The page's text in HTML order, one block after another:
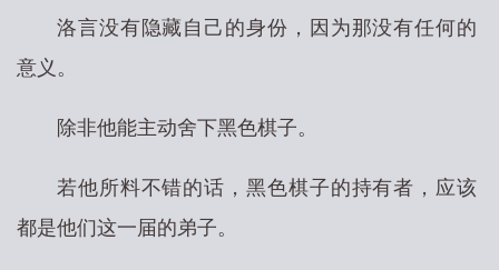
洛言没有隐藏自己的身份，因为那没有任何的
意义。
除非他能主动舍下黑色棋子。
若他所料不错的话，黑色棋子的持有者，应该
都是他们这一届的弟子。